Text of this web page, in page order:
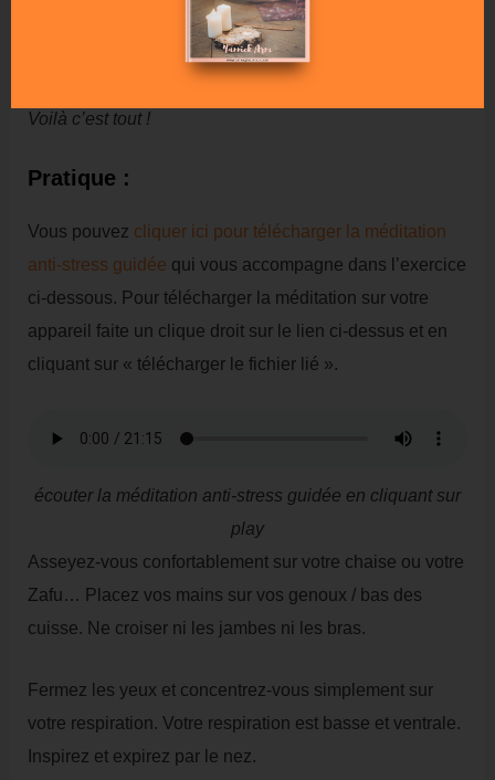
droite, la tête pousse vers le ciel, les mains sur les
cuisses et les paume vers le haut.
Voilà c’est tout !
Pratique :
Vous pouvez cliquer ici pour télécharger la méditation
anti-stress guidée qui vous accompagne dans l’exercice
ci-dessous. Pour télécharger la méditation sur votre
appareil faite un clique droit sur le lien ci-dessus et en
cliquant sur « télécharger le fichier lié ».
écouter la méditation anti-stress guidée en cliquant sur
play
Asseyez-vous confortablement sur votre chaise ou votre
Zafu… Placez vos mains sur vos genoux / bas des
cuisse. Ne croiser ni les jambes ni les bras.
Fermez les yeux et concentrez-vous simplement sur
votre respiration. Votre respiration est basse et ventrale.
Inspirez et expirez par le nez.